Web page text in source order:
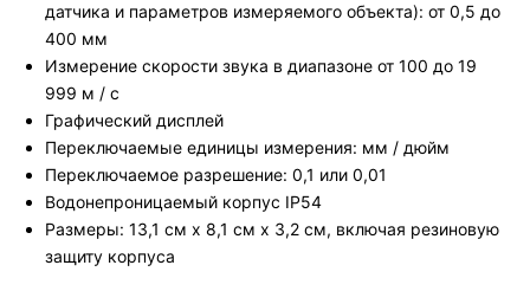
датчика и параметров измеряемого объекта): от 0,5 до
400 мм
Измерение скорости звука в диапазоне от 100 до 19
999 м / с
Графический дисплей
Переключаемые единицы измерения: мм / дюйм
Переключаемое разрешение: 0,1 или 0,01
Водонепроницаемый корпус IP54
Размеры: 13,1 см x 8,1 см x 3,2 см, включая резиновую
защиту корпуса